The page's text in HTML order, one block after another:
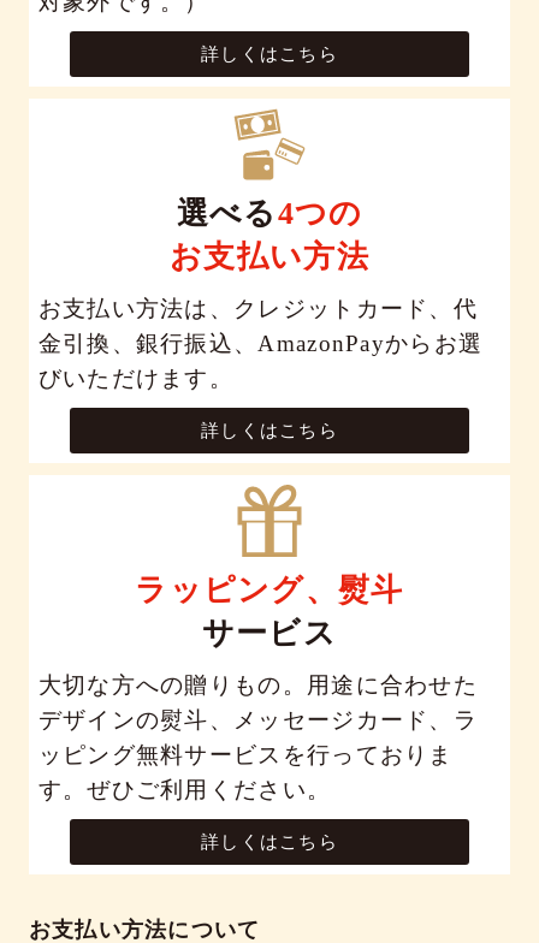
詳しくはこちら
選べる4つの
お支払い方法
お支払い方法は、クレジットカード、代
金引換、銀行振込、AmazonPayからお選
びいただけます。
詳しくはこちら
ラッピング、熨斗
サービス
大切な方への贈りもの。用途に合わせた
デザインの熨斗、メッセージカード、ラ
ッピング無料サービスを行っておりま
す。ぜひご利用ください。
詳しくはこちら
お支払い方法について